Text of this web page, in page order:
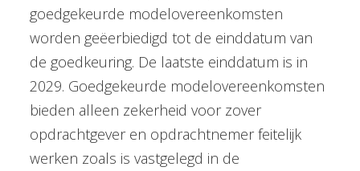
goedgekeurde modelovereenkomsten
worden geëerbiedigd tot de einddatum van
de goedkeuring. De laatste einddatum is in
2029. Goedgekeurde modelovereenkomsten
bieden alleen zekerheid voor zover
opdrachtgever en opdrachtnemer feitelijk
werken zoals is vastgelegd in de